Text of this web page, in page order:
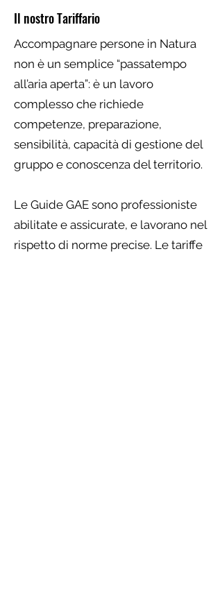
Il nostro Tariffario
Accompagnare persone in Natura
non è un semplice “passatempo
all’aria aperta”: è un lavoro
complesso che richiede
competenze, preparazione,
sensibilità, capacità di gestione del
gruppo e conoscenza del territorio.
Le Guide GAE sono professioniste
abilitate e assicurate, e lavorano nel
rispetto di norme precise. Le tariffe